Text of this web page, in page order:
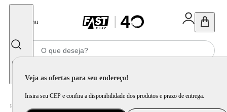
Menu
Veja as ofertas para seu endereço!
Insira seu CEP e confira a disponibilidade dos produtos e prazo de entrega.
Home